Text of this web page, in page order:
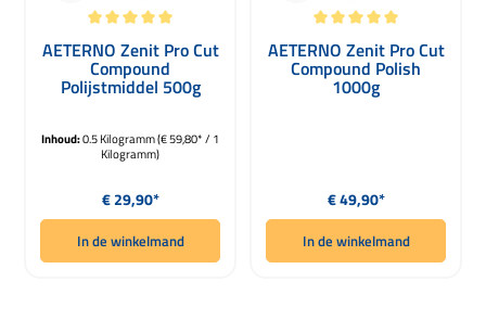
Gemiddelde waardering van 5 van 5 sterren
AETERNO Zenit Pro Cut
Compound
Polijstmiddel 500g
Inhoud:0.5 Kilogramm(€ 59,80* / 1
Kilogramm)
Normale prijs:
€ 29,90*
In de winkelmand
Gemiddelde waardering van 5 van
AETERNO Zenit Pro Cut
Compound Polish
1000g
Normale prijs:
€ 49,90*
In de winkelmand